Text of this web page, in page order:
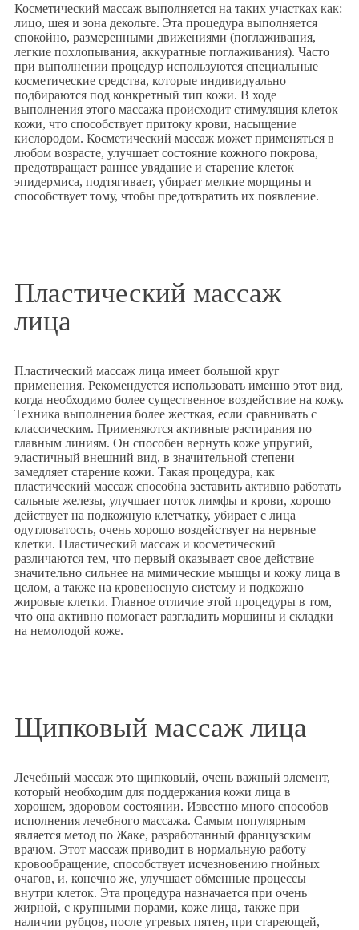
Косметический массаж выполняется на таких участках как:
лицо, шея и зона декольте. Эта процедура выполняется
спокойно, размеренными движениями (поглаживания,
легкие похлопывания, аккуратные поглаживания). Часто
при выполнении процедур используются специальные
косметические средства, которые индивидуально
подбираются под конкретный тип кожи. В ходе
выполнения этого массажа происходит стимуляция клеток
кожи, что способствует притоку крови, насыщение
кислородом. Косметический массаж может применяться в
любом возрасте, улучшает состояние кожного покрова,
предотвращает раннее увядание и старение клеток
эпидермиса, подтягивает, убирает мелкие морщины и
способствует тому, чтобы предотвратить их появление.
Пластический массаж
лица
Пластический массаж лица имеет большой круг
применения. Рекомендуется использовать именно этот вид,
когда необходимо более существенное воздействие на кожу.
Техника выполнения более жесткая, если сравнивать с
классическим. Применяются активные растирания по
главным линиям. Он способен вернуть коже упругий,
эластичный внешний вид, в значительной степени
замедляет старение кожи. Такая процедура, как
пластический массаж способна заставить активно работать
сальные железы, улучшает поток лимфы и крови, хорошо
действует на подкожную клетчатку, убирает с лица
одутловатость, очень хорошо воздействует на нервные
клетки. Пластический массаж и косметический
различаются тем, что первый оказывает свое действие
значительно сильнее на мимические мышцы и кожу лица в
целом, а также на кровеносную систему и подкожно
жировые клетки. Главное отличие этой процедуры в том,
что она активно помогает разгладить морщины и складки
на немолодой коже.
Щипковый массаж лица
Лечебный массаж это щипковый, очень важный элемент,
который необходим для поддержания кожи лица в
хорошем, здоровом состоянии. Известно много способов
исполнения лечебного массажа. Самым популярным
является метод по Жаке, разработанный французским
врачом. Этот массаж приводит в нормальную работу
кровообращение, способствует исчезновению гнойных
очагов, и, конечно же, улучшает обменные процессы
внутри клеток. Эта процедура назначается при очень
жирной, с крупными порами, коже лица, также при
наличии рубцов, после угревых пятен, при стареющей,